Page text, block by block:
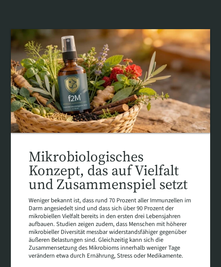
Mikrobiologisches
Konzept, das auf Vielfalt
und Zusammenspiel setzt
Weniger bekannt ist, dass rund 70 Prozent aller Immunzellen im
Darm angesiedelt sind und dass sich über 90 Prozent der
mikrobiellen Vielfalt bereits in den ersten drei Lebensjahren
aufbauen. Studien zeigen zudem, dass Menschen mit höherer
mikrobieller Diversität messbar widerstandsfähiger gegenüber
äußeren Belastungen sind. Gleichzeitig kann sich die
Zusammensetzung des Mikrobioms innerhalb weniger Tage
verändern etwa durch Ernährung, Stress oder Medikamente.